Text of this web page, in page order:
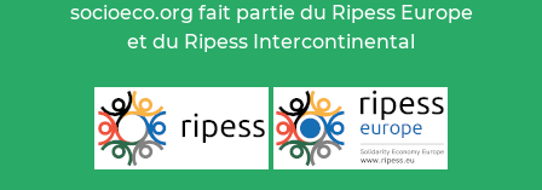
socioeco.org fait partie du Ripess Europe
et du Ripess Intercontinental